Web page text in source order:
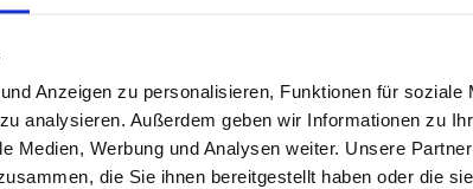
Anzeigen zu personalisieren, Funktionen für soziale
analysieren. Außerdem geben wir Informationen zu
Medien, Werbung und Analysen weiter. Unsere
die Sie ihnen bereitgestellt haben oder die
OSCA
Mustang